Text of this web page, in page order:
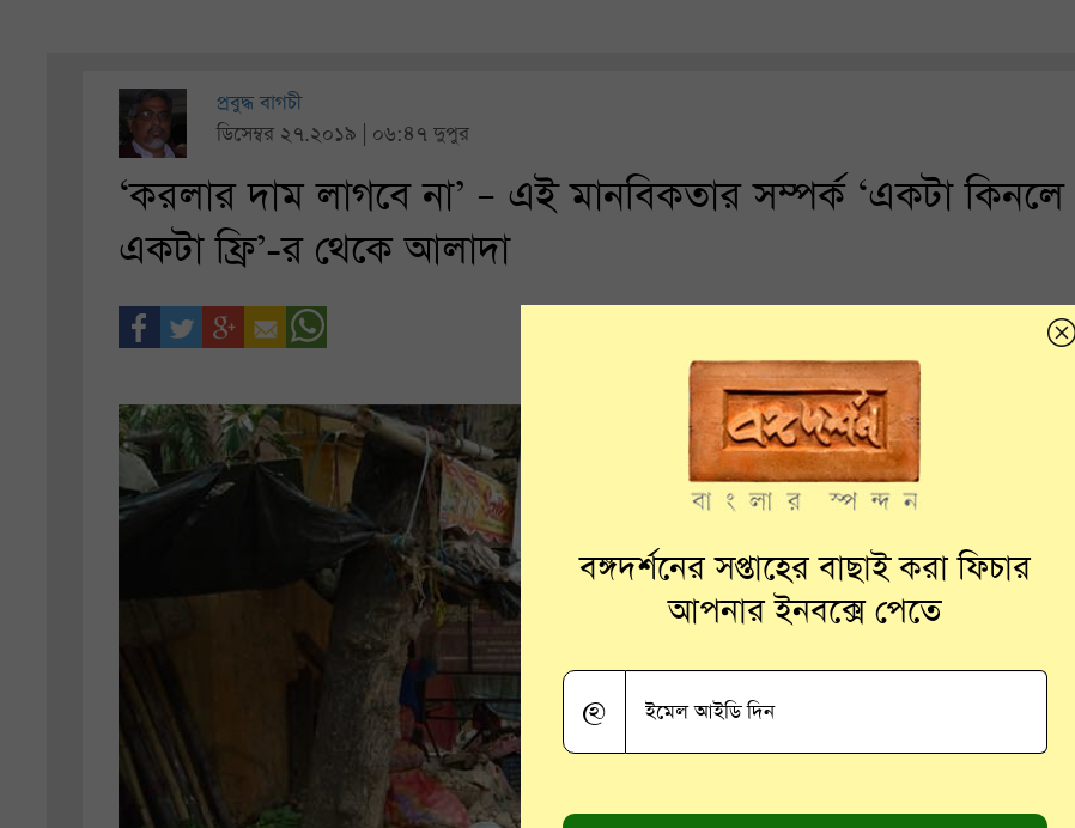
প্রবুদ্ধ বাগচী
ডিসেম্বর ২৭.২০১৯ | ০৬:৪৭ দুপুর
‘করলার দাম লাগবে না’ – এই মানবিকতার সম্পর্ক ‘একটা কিনলে
একটা ফ্রি’-র থেকে আলাদা
বঙ্গদর্শনের সপ্তাহের বাছাই করা ফিচার
আপনার ইনবক্সে পেতে
@